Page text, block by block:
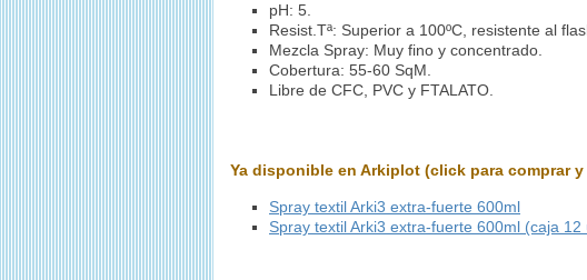
pH: 5.
Resist.Tª: Superior a 100ºC, resistente al
Mezcla Spray: Muy fino y concentrado.
Cobertura: 55-60 SqM.
Libre de CFC, PVC y FTALATO.
Ya disponible en Arkiplot (click para comprar
Spray textil Arki3 extra-fuerte 600ml
Spray textil Arki3 extra-fuerte 600ml (caja 12